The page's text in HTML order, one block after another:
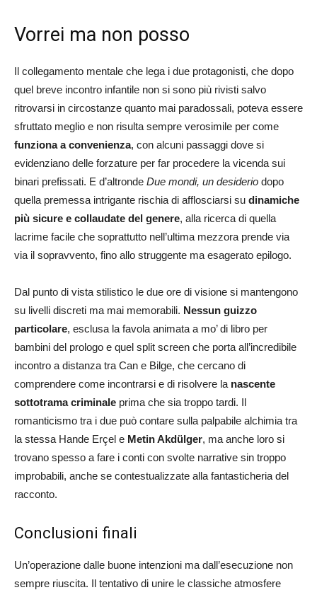
Vorrei ma non posso
Il collegamento mentale che lega i due protagonisti, che dopo
quel breve incontro infantile non si sono più rivisti salvo
ritrovarsi in circostanze quanto mai paradossali, poteva essere
sfruttato meglio e non risulta sempre verosimile per come
funziona a convenienza, con alcuni passaggi dove si
evidenziano delle forzature per far procedere la vicenda sui
binari prefissati. E d’altronde Due mondi, un desiderio dopo
quella premessa intrigante rischia di afflosciarsi su dinamiche
più sicure e collaudate del genere, alla ricerca di quella
lacrime facile che soprattutto nell’ultima mezzora prende via
via il sopravvento, fino allo struggente ma esagerato epilogo.
Dal punto di vista stilistico le due ore di visione si mantengono
su livelli discreti ma mai memorabili. Nessun guizzo
particolare, esclusa la favola animata a mo’ di libro per
bambini del prologo e quel split screen che porta all’incredibile
incontro a distanza tra Can e Bilge, che cercano di
comprendere come incontrarsi e di risolvere la nascente
sottotrama criminale prima che sia troppo tardi. Il
romanticismo tra i due può contare sulla palpabile alchimia tra
la stessa Hande Erçel e Metin Akdülger, ma anche loro si
trovano spesso a fare i conti con svolte narrative sin troppo
improbabili, anche se contestualizzate alla fantasticheria del
racconto.
Conclusioni finali
Un’operazione dalle buone intenzioni ma dall’esecuzione non
sempre riuscita. Il tentativo di unire le classiche atmosfere